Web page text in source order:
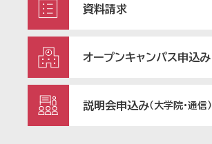
資料請求
オープンキャンパス申込み
説明会申込み（大学院・通信）